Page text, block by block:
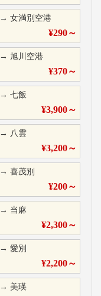
→女満別空港
¥290～
→旭川空港
¥370～
→七飯
¥3,900～
→ 八雲
¥3,200～
→喜茂別
¥200～
→ 当麻
¥2,300～
→愛別
¥2,200～
→ 美瑛